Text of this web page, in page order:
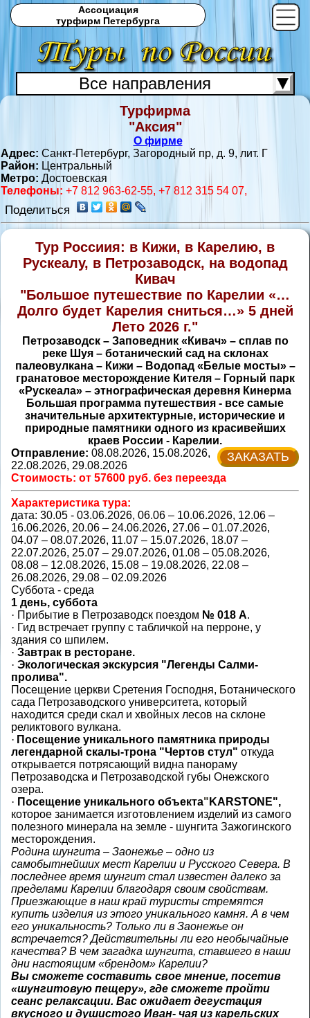
Ассоциация
турфирм Петербурга
Все направления
Турфирма
"Аксия"
О фирме
Адрес: Санкт-Петербург, Загородный пр, д. 9, лит. Г
Район: Центральный
Метро: Достоевская
Телефоны: +7 812 963-62-55, +7 812 315 54 07,
Поделиться
Тур Россиия: в Кижи, в Карелию, в
Рускеалу, в Петрозаводск, на водопад
Кивач
"Большое путешествие по Карелии «…
Долго будет Карелия сниться…» 5 дней
Лето 2026 г."
Петрозаводск – Заповедник «Кивач» – сплав по
реке Шуя – ботанический сад на склонах
палеовулкана – Кижи – Водопад «Белые мосты» –
гранатовое месторождение Кителя – Горный парк
«Рускеала» – этнографическая деревня Кинерма
Большая программа путешествия - все самые
значительные архитектурные, исторические и
природные памятники одного из красивейших
краев России - Карелии.
ЗАКАЗАТЬ
Отправление: 08.08.2026, 15.08.2026,
22.08.2026, 29.08.2026
Стоимость: от 57600 руб. без переезда
Характеристика тура:
дата: 30.05 - 03.06.2026, 06.06 – 10.06.2026, 12.06 –
16.06.2026, 20.06 – 24.06.2026, 27.06 – 01.07.2026,
04.07 – 08.07.2026, 11.07 – 15.07.2026, 18.07 –
22.07.2026, 25.07 – 29.07.2026, 01.08 – 05.08.2026,
08.08 – 12.08.2026, 15.08 – 19.08.2026, 22.08 –
26.08.2026, 29.08 – 02.09.2026
Суббота - среда
1 день, суббота
· Прибытие в Петрозаводск поездом № 018 А.
· Гид встречает группу с табличкой на перроне, у
здания со шпилем.
· Завтрак в ресторане.
· Экологическая экскурсия "Легенды Салми-
пролива".
Посещение церкви Сретения Господня, Ботанического
сада Петрозаводского университета, который
находится среди скал и хвойных лесов на склоне
реликтового вулкана.
· Посещение уникального памятника природы
легендарной скалы-трона "Чертов стул" откуда
открывается потрясающий видна панораму
Петрозаводска и Петрозаводской губы Онежского
озера.
· Посещение уникального объекта" KARSTONE",
которое занимается изготовлением изделий из самого
полезного минерала на земле - шунгита Зажогинского
месторождения.
Родина шунгита – Заонежье – одно из
самобытнейших мест Карелии и Русского Севера. В
последнее время шунгит стал известен далеко за
пределами Карелии благодаря своим свойствам.
Приезжающие в наш край туристы стремятся
купить изделия из этого уникального камня. А в чем
его уникальность? Только ли в Заонежье он
встречается? Действительны ли его необычайные
качества? В чем загадка шунгита, ставшего в наши
дни настоящим «брендом» Карелии?
Вы сможете составить свое мнение, посетив
«шунгитовую пещеру», где сможете пройти
сеанс релаксации. Вас ожидает дегустация
вкусного и душистого Иван- чая из карельских